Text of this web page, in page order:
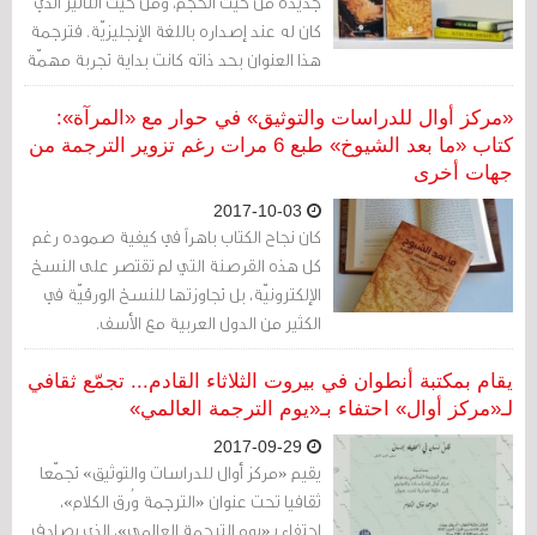
كان له عند إصداره باللغة الإنجليزيّة. فترجمة
هذا العنوان بحد ذاته كانت بداية تجربة مهمّة
جدًّا في ساحة الترجمة العربية. وكان الهدف
أن نترجم ثقل الكتاب والأهميّة التي نجح في
تحقيقها في النسخة الإنجليزيّة.
«مركز أوال للدراسات والتوثيق» في حوار مع «المرآة»:
كتاب «ما بعد الشيوخ» طبع 6 مرات رغم تزوير الترجمة من
جهات أخرى
كان نجاح الكتاب باهراً في كيفية صموده رغم
كل هذه القرصنة التي لم تقتصر على النسخ
الإلكترونيّة، بل تجاوزتها للنسخ الورقيّة في
الكثير من الدول العربية مع الأسف.
يقام بمكتبة أنطوان في بيروت الثلاثاء القادم... تجمّع ثقافي
لـ«مركز أوال» احتفاء بـ«يوم الترجمة العالمي»
يقيم «مركز أوال للدراسات والتوثيق» تجمّعا
ثقافيا تحت عنوان «الترجمة وُرق الكلام»،
احتفاء بـ«يوم الترجمة العالمي»، الذي يصادف